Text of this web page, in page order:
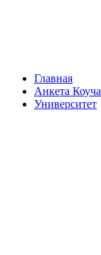
Главная
Анкета Коуча
Университет